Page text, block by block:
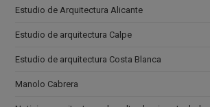
Estudio de Arquitectura Alicante
Estudio de arquitectura Calpe
Estudio de arquitectura Costa Blanca
Manolo Cabrera